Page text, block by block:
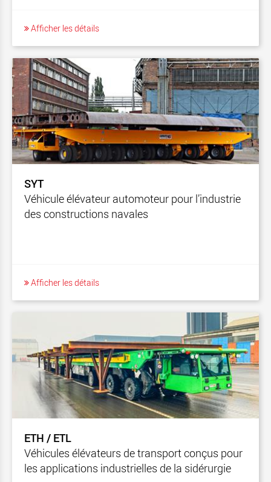
Afficher les détails
SYT
Véhicule élévateur automoteur pour l’industrie
des constructions navales
Afficher les détails
ETH / ETL
Véhicules élévateurs de transport conçus pour
les applications industrielles de la sidérurgie